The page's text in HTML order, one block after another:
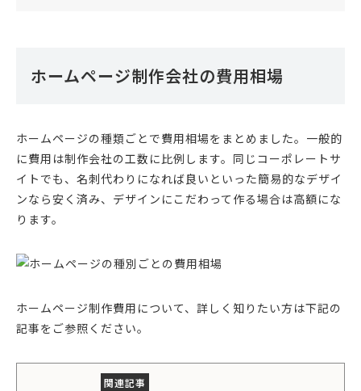
ホームページ制作会社の費用相場
ホームページの種類ごとで費用相場をまとめました。一般的
に費用は制作会社の工数に比例します。同じコーポレートサ
イトでも、名刺代わりになれば良いといった簡易的なデザイ
ンなら安く済み、デザインにこだわって作る場合は高額にな
ります。
ホームページ制作費用について、詳しく知りたい方は下記の
記事をご参照ください。